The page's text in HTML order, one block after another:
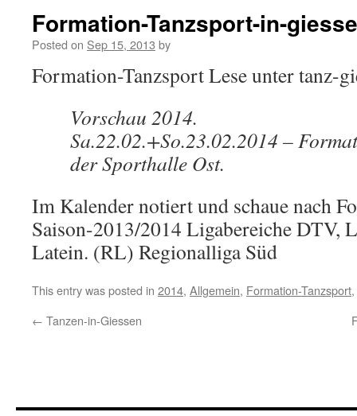
Formation-Tanzsport-in-
Posted on Sep 15, 2013 by
Formation-Tanzsport Lese unter tanz-
Vorschau 2014.
Sa.22.02.+So.23.02.2014 –
der Sporthalle Ost.
Im Kalender notiert und schaue nach
Saison-2013/2014 Ligabereiche DTV,
Latein. (RL) Regionalliga Süd
This entry was posted in 2014, Allgemein, Formation-Tanzsport,
← Tanzen-in-Giessen